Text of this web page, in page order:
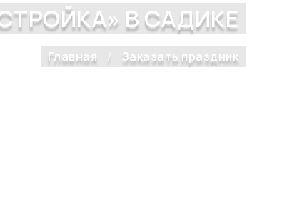
В САДИКЕ
Главная Заказать праздник